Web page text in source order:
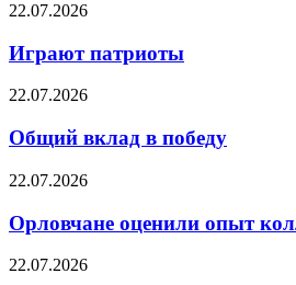
22.07.2026
Играют патриоты
22.07.2026
Общий вклад в победу
22.07.2026
Орловчане оценили опыт
22.07.2026